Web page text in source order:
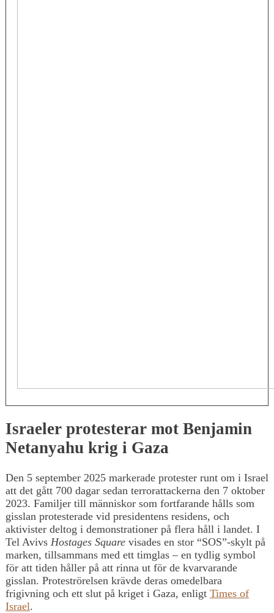
Israeler protesterar mot Benjamin
Netanyahu krig i Gaza
Den 5 september 2025 markerade protester runt om i Israel
att det gått 700 dagar sedan terrorattackerna den 7 oktober
2023. Familjer till människor som fortfarande hålls som
gisslan protesterade vid presidentens residens, och
aktivister deltog i demonstrationer på flera håll i landet. I
Tel Avivs Hostages Square visades en stor “SOS”-skylt på
marken, tillsammans med ett timglas – en tydlig symbol
för att tiden håller på att rinna ut för de kvarvarande
gisslan. Proteströrelsen krävde deras omedelbara
frigivning och ett slut på kriget i Gaza, enligt Times of
Israel.